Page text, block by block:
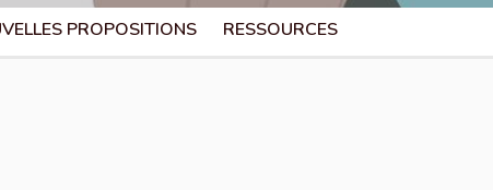
PROPOSITIONS RESSOURCES